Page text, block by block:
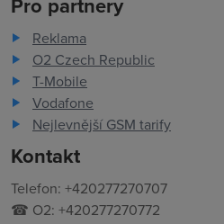
Reklama
O2 Czech Republic
T-Mobile
Vodafone
Nejlevnější GSM tarify
Kontakt
Telefon: +420277270707
☎ O2: +420277270772